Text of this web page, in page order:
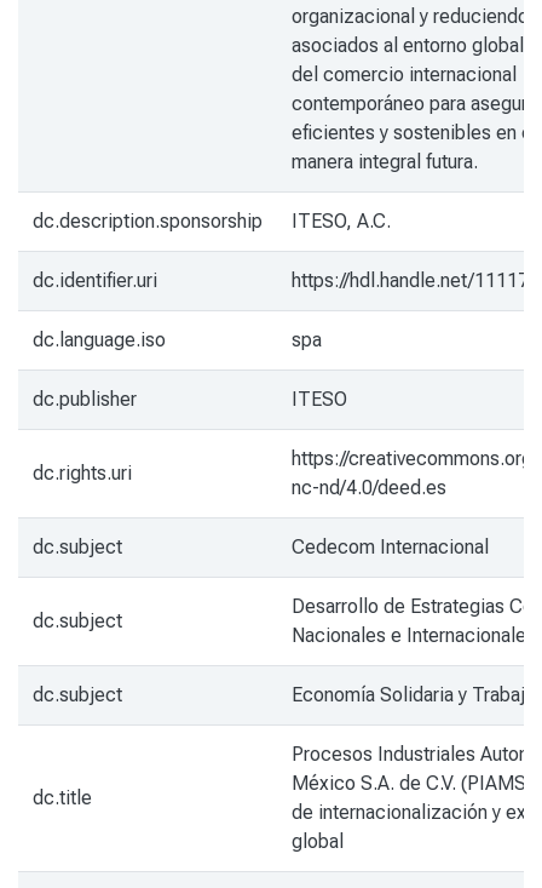
organizacional y reduciendo
asociados al entorno global
del comercio internacional
contemporáneo para
eficientes y sostenibles en
manera integral futura.
dc.description.sponsorship ITESO, A.C.
dc.identifier.uri https://hdl.handle.net/11117/
dc.language.iso spa
dc.publisher ITESO
dc.rights.uri
https://
nc-nd/4.0/deed.es
dc.subject Cedecom Internacional
dc.subject
Desarrollo de Estrategias
Nacionales e Internacionales
dc.subject Economía Solidaria y Trabajo
dc.title
Procesos Industriales
México S.A. de C.V.
de internacionalización y
global